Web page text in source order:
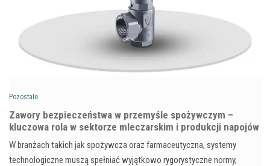
Pozostałe
Zawory bezpieczeństwa w przemyśle spożywczym –
kluczowa rola w sektorze mleczarskim i produkcji napojów
W branżach takich jak spożywcza oraz farmaceutyczna, systemy
technologiczne muszą spełniać wyjątkowo rygorystyczne normy,